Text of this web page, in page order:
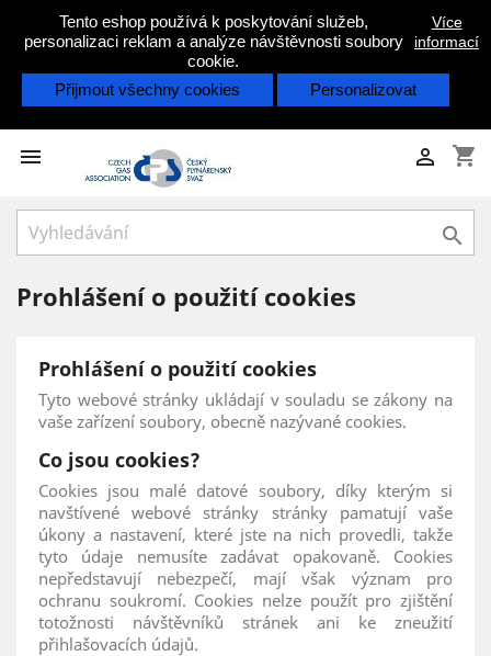
Tento eshop používá k poskytování služeb,
personalizaci reklam a analýze návštěvnosti soubory
cookie.
Více
informací
Přijmout všechny cookies Personalizovat
 shopping_cart


Prohlášení o použití cookies
Prohlášení o použití cookies
Tyto webové stránky ukládají v souladu se zákony na
vaše zařízení soubory, obecně nazývané cookies.
Co jsou cookies?
Cookies jsou malé datové soubory, díky kterým si
navštívené webové stránky stránky pamatují vaše
úkony a nastavení, které jste na nich provedli, takže
tyto údaje nemusíte zadávat opakovaně. Cookies
nepředstavují nebezpečí, mají však význam pro
ochranu soukromí. Cookies nelze použít pro zjištění
totožnosti návštěvníků stránek ani ke zneužití
přihlašovacích údajů.